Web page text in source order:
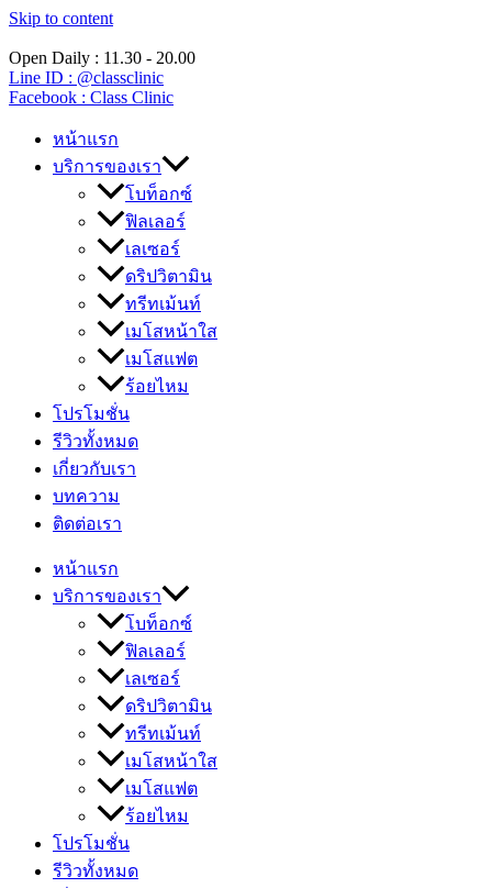
Skip to content
Open Daily : 11.30 - 20.00
Line ID : @classclinic​
Facebook : Class Clinic
หน้าแรก
บริการของเรา
โบท็อกซ์
ฟิลเลอร์
เลเซอร์
ดริปวิตามิน
ทรีทเม้นท์
เมโสหน้าใส
เมโสแฟต
ร้อยไหม
โปรโมชั่น
รีวิวทั้งหมด
เกี่ยวกับเรา
บทความ
ติดต่อเรา
หน้าแรก
บริการของเรา
โบท็อกซ์
ฟิลเลอร์
เลเซอร์
ดริปวิตามิน
ทรีทเม้นท์
เมโสหน้าใส
เมโสแฟต
ร้อยไหม
โปรโมชั่น
รีวิวทั้งหมด